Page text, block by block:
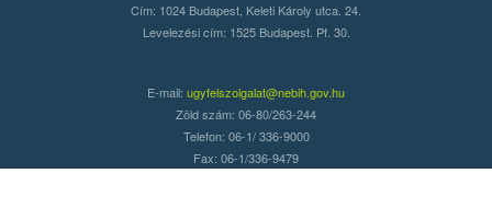
Cím: 1024 Budapest, Keleti Károly utca. 24.
Levelezési cím: 1525 Budapest. Pf. 30.
E-mail: ugyfelszolgalat@nebih.gov.hu
Zöld szám: 06-80/263-244
Telefon: 06-1/ 336-9000
Fax: 06-1/336-9479